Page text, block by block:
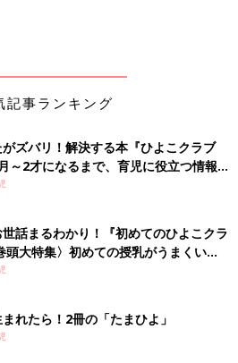
記事ランキング
ズバリ！解決する本『ひよこクラブ
2才になるまで、育児に役立つ情報が
話まるわかり！『初めてのひよこクラ
頭大特集〉初めての授乳がうまくい
・ミルクの基本と夏のトラブル 解決テ
れたら！2冊の「たまひよ」